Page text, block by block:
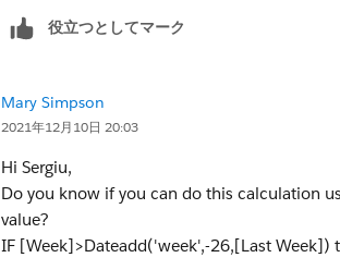
役立つとしてマーク
Mary Simpson
2021年12月10日 20:03
Hi Sergiu,
Do you know if you can do this calculation
value?
IF [Week]>Dateadd('week',-26,[Last Week])